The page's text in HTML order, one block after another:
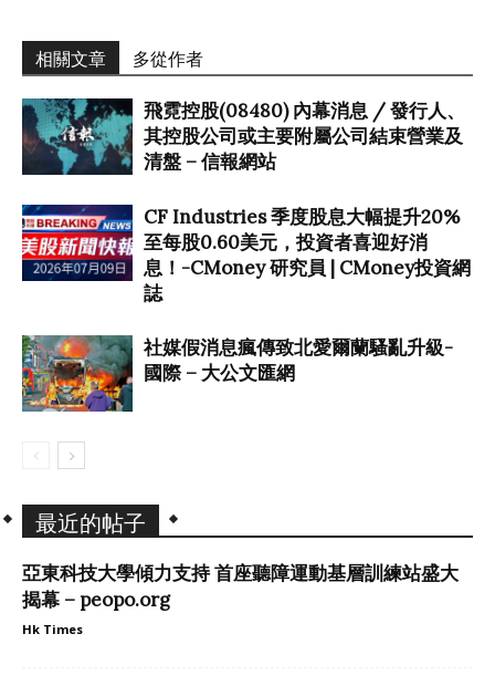
相關文章 多從作者
飛霓控股(08480) 內幕消息 / 發行人、
其控股公司或主要附屬公司結束營業及
清盤 – 信報網站
CF Industries 季度股息大幅提升20%
至每股0.60美元，投資者喜迎好消
息！-CMoney 研究員 | CMoney投資網
誌
社媒假消息瘋傳致北愛爾蘭騷亂升級-
國際 – 大公文匯網
最近的帖子
亞東科技大學傾力支持 首座聽障運動基層訓練站盛大
揭幕 – peopo.org
Hk Times